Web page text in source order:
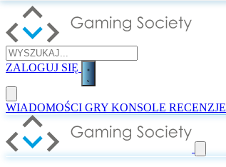
ZALOGUJ SIĘ
WIADOMOŚCI GRY KONSOLE RECENZJE